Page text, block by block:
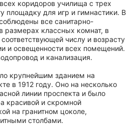
коридоров училища с трех
площадку для игр и гимнастики. В
все санитарно-
размерах классных комнат, в
числу и возрасту
и освещенности всех помещений.
и канализация.
крупнейшим зданием на
в 1912 году. Оно на несколько
линии проспекта и было
красивой и скромной
на гранитном цоколе,
столбами.